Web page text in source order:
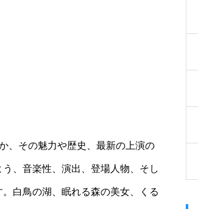
、その魅力や歴史、最新の上演の
、音楽性、演出、登場人物、そし
白鳥の湖、眠れる森の美女、くる